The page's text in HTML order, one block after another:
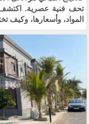
المواد، وأسعارها، وكيف